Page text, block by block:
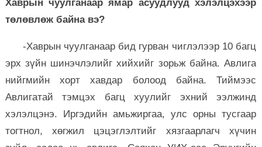
Хаврын чуулганаар ямар асуудлууд хэлэлцэхээр
төлөвлөж байна вэ?
-Хаврын чуулганаар бид гурван чиглэлээр 10 багц
эрх зүйн шинэчлэлийг хийхийг зорьж байна. Авлига
нийгмийн хорт хавдар болоод байна. Тиймээс
Авлигатай тэмцэх багц хуулийг эхний ээлжинд
хэлэлцэнэ. Иргэдийн амьжиргаа, улс орны тусгаар
тогтнол, хөгжил цэцэглэлтийг хязгаарлагч хүчин